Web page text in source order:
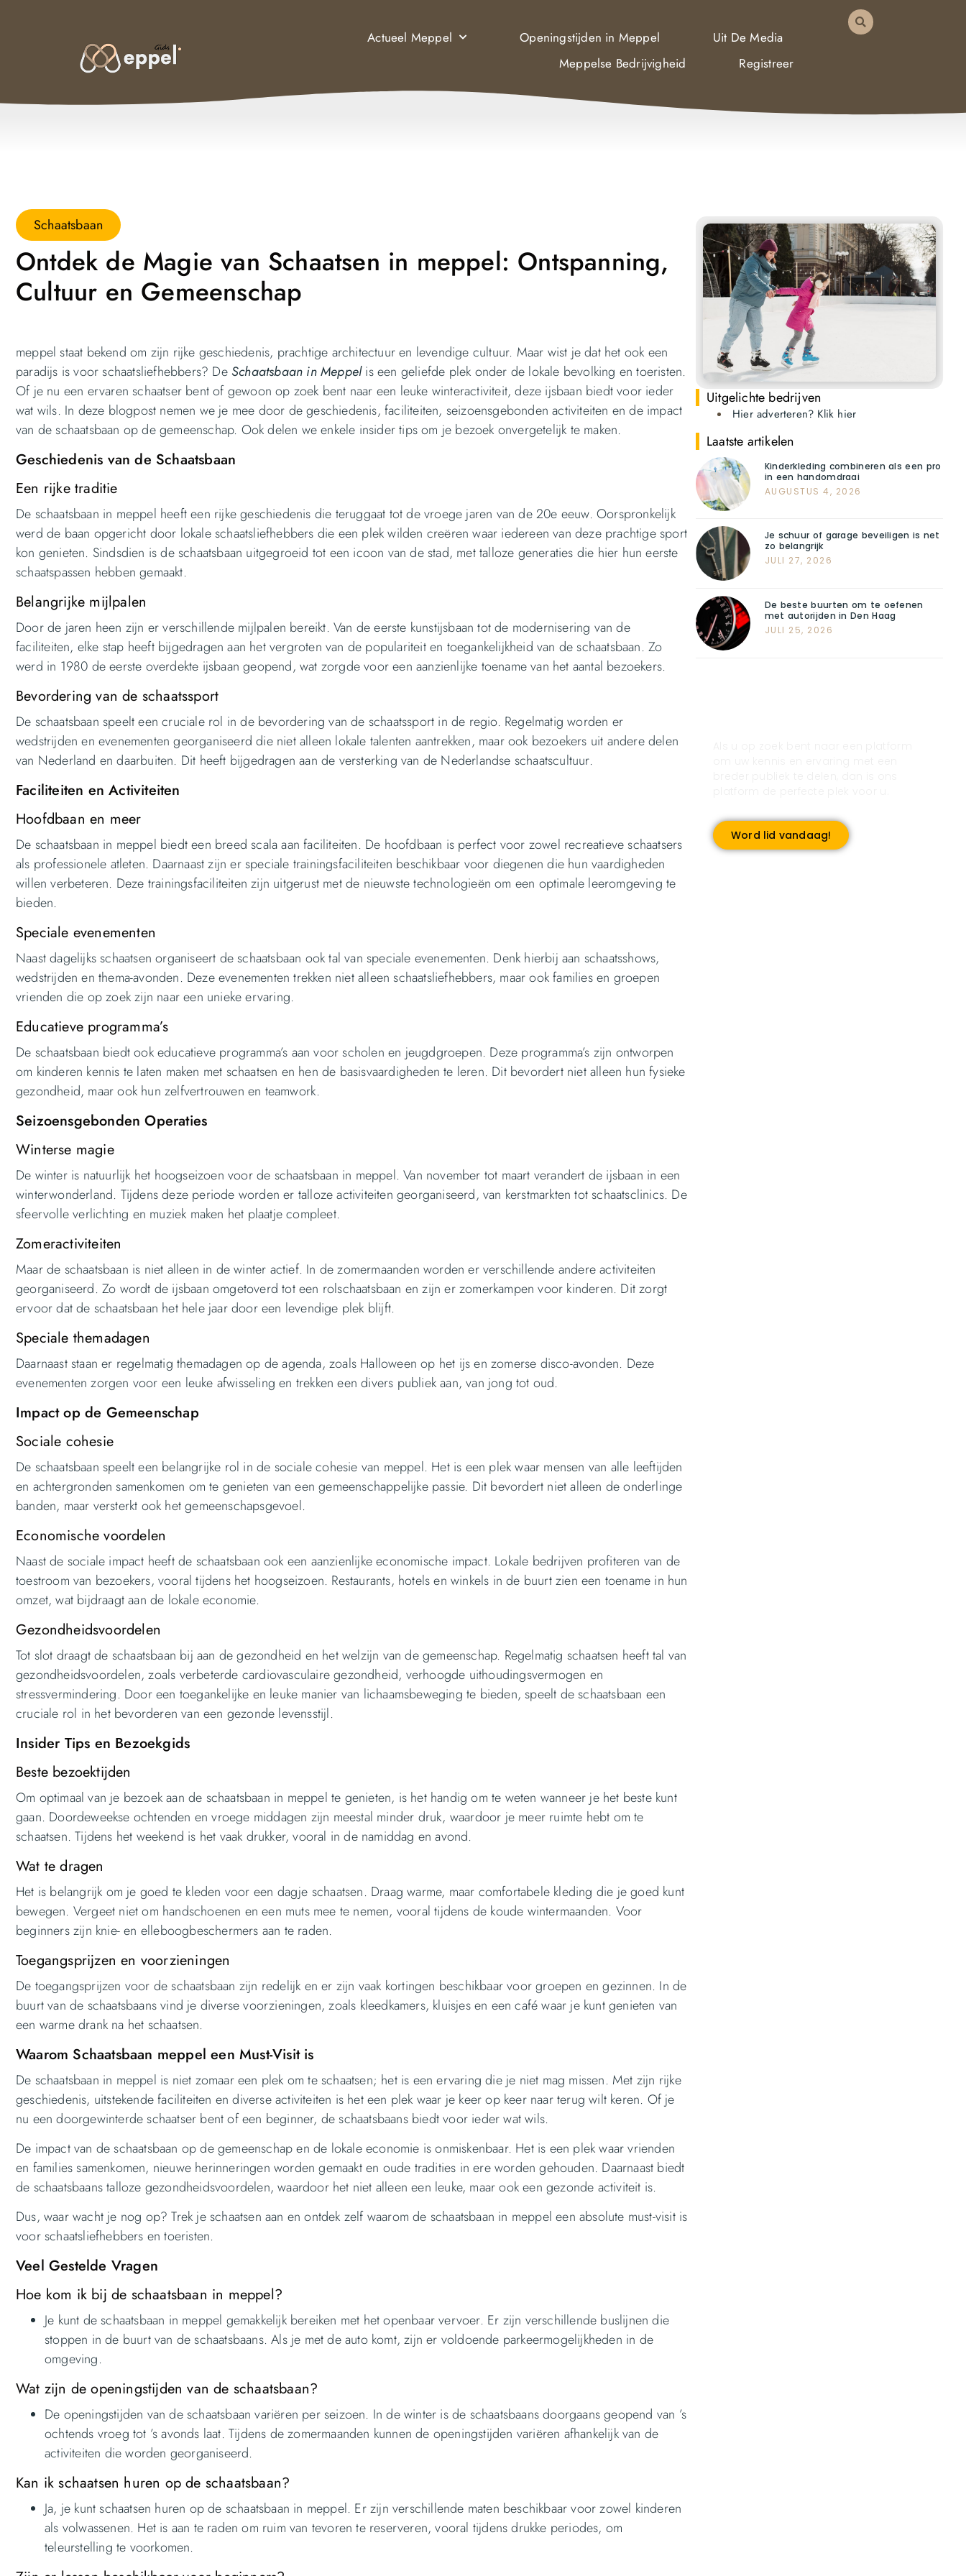
Actueel Meppel Openingstijden in Meppel
Uit De Media
Meppelse Bedrijvigheid
Registreer
Schaatsbaan
Ontdek de Magie van Schaatsen in meppel: Ontspanning,
Cultuur en Gemeenschap
meppel staat bekend om zijn rijke geschiedenis, prachtige architectuur en levendige cultuur. Maar wist je dat het ook een
paradijs is voor schaatsliefhebbers? De Schaatsbaan in Meppelis een geliefde plek onder de lokale bevolking en toeristen.
Of je nu een ervaren schaatser bent of gewoon op zoek bent naar een leuke winteractiviteit, deze ijsbaan biedt voor ieder
wat wils. In deze blogpost nemen we je mee door de geschiedenis, faciliteiten, seizoensgebonden activiteiten en de impact
van de schaatsbaan op de gemeenschap. Ook delen we enkele insider tips om je bezoek onvergetelijk te maken.
Geschiedenis van de Schaatsbaan
Een rijke traditie
De schaatsbaan in meppel heeft een rijke geschiedenis die teruggaat tot de vroege jaren van de 20e eeuw. Oorspronkelijk
werd de baan opgericht door lokale schaatsliefhebbers die een plek wilden creëren waar iedereen van deze prachtige sport
kon genieten. Sindsdien is de schaatsbaan uitgegroeid tot een icoon van de stad, met talloze generaties die hier hun eerste
schaatspassen hebben gemaakt.
Belangrijke mijlpalen
Door de jaren heen zijn er verschillende mijlpalen bereikt. Van de eerste kunstijsbaan tot de modernisering van de
faciliteiten, elke stap heeft bijgedragen aan het vergroten van de populariteit en toegankelijkheid van de schaatsbaan. Zo
werd in 1980 de eerste overdekte ijsbaan geopend, wat zorgde voor een aanzienlijke toename van het aantal bezoekers.
Bevordering van de schaatssport
De schaatsbaan speelt een cruciale rol in de bevordering van de schaatssport in de regio. Regelmatig worden er
wedstrijden en evenementen georganiseerd die niet alleen lokale talenten aantrekken, maar ook bezoekers uit andere delen
van Nederland en daarbuiten. Dit heeft bijgedragen aan de versterking van de Nederlandse schaatscultuur.
Faciliteiten en Activiteiten
Hoofdbaan en meer
De schaatsbaan in meppel biedt een breed scala aan faciliteiten. De hoofdbaan is perfect voor zowel recreatieve schaatsers
als professionele atleten. Daarnaast zijn er speciale trainingsfaciliteiten beschikbaar voor diegenen die hun vaardigheden
willen verbeteren. Deze trainingsfaciliteiten zijn uitgerust met de nieuwste technologieën om een optimale leeromgeving te
bieden.
Speciale evenementen
Naast dagelijks schaatsen organiseert de schaatsbaan ook tal van speciale evenementen. Denk hierbij aan schaatsshows,
wedstrijden en thema-avonden. Deze evenementen trekken niet alleen schaatsliefhebbers, maar ook families en groepen
vrienden die op zoek zijn naar een unieke ervaring.
Educatieve programma’s
De schaatsbaan biedt ook educatieve programma’s aan voor scholen en jeugdgroepen. Deze programma’s zijn ontworpen
om kinderen kennis te laten maken met schaatsen en hen de basisvaardigheden te leren. Dit bevordert niet alleen hun fysieke
gezondheid, maar ook hun zelfvertrouwen en teamwork.
Seizoensgebonden Operaties
Winterse magie
De winter is natuurlijk het hoogseizoen voor de schaatsbaan in meppel. Van november tot maart verandert de ijsbaan in een
winterwonderland. Tijdens deze periode worden er talloze activiteiten georganiseerd, van kerstmarkten tot schaatsclinics. De
sfeervolle verlichting en muziek maken het plaatje compleet.
Zomeractiviteiten
Maar de schaatsbaan is niet alleen in de winter actief. In de zomermaanden worden er verschillende andere activiteiten
georganiseerd. Zo wordt de ijsbaan omgetoverd tot een rolschaatsbaan en zijn er zomerkampen voor kinderen. Dit zorgt
ervoor dat de schaatsbaan het hele jaar door een levendige plek blijft.
Speciale themadagen
Daarnaast staan er regelmatig themadagen op de agenda, zoals Halloween op het ijs en zomerse disco-avonden. Deze
evenementen zorgen voor een leuke afwisseling en trekken een divers publiek aan, van jong tot oud.
Impact op de Gemeenschap
Sociale cohesie
De schaatsbaan speelt een belangrijke rol in de sociale cohesie van meppel. Het is een plek waar mensen van alle leeftijden
en achtergronden samenkomen om te genieten van een gemeenschappelijke passie. Dit bevordert niet alleen de onderlinge
banden, maar versterkt ook het gemeenschapsgevoel.
Economische voordelen
Naast de sociale impact heeft de schaatsbaan ook een aanzienlijke economische impact. Lokale bedrijven profiteren van de
toestroom van bezoekers, vooral tijdens het hoogseizoen. Restaurants, hotels en winkels in de buurt zien een toename in hun
omzet, wat bijdraagt aan de lokale economie.
Gezondheidsvoordelen
Tot slot draagt de schaatsbaan bij aan de gezondheid en het welzijn van de gemeenschap. Regelmatig schaatsen heeft tal van
gezondheidsvoordelen, zoals verbeterde cardiovasculaire gezondheid, verhoogde uithoudingsvermogen en
stressvermindering. Door een toegankelijke en leuke manier van lichaamsbeweging te bieden, speelt de schaatsbaan een
cruciale rol in het bevorderen van een gezonde levensstijl.
Insider Tips en Bezoekgids
Beste bezoektijden
Om optimaal van je bezoek aan de schaatsbaan in meppel te genieten, is het handig om te weten wanneer je het beste kunt
gaan. Doordeweekse ochtenden en vroege middagen zijn meestal minder druk, waardoor je meer ruimte hebt om te
schaatsen. Tijdens het weekend is het vaak drukker, vooral in de namiddag en avond.
Wat te dragen
Het is belangrijk om je goed te kleden voor een dagje schaatsen. Draag warme, maar comfortabele kleding die je goed kunt
bewegen. Vergeet niet om handschoenen en een muts mee te nemen, vooral tijdens de koude wintermaanden. Voor
beginners zijn knie- en elleboogbeschermers aan te raden.
Toegangsprijzen en voorzieningen
De toegangsprijzen voor de schaatsbaan zijn redelijk en er zijn vaak kortingen beschikbaar voor groepen en gezinnen. In de
buurt van de schaatsbaans vind je diverse voorzieningen, zoals kleedkamers, kluisjes en een café waar je kunt genieten van
een warme drank na het schaatsen.
Waarom Schaatsbaan meppel een Must-Visit is
De schaatsbaan in meppel is niet zomaar een plek om te schaatsen; het is een ervaring die je niet mag missen. Met zijn rijke
geschiedenis, uitstekende faciliteiten en diverse activiteiten is het een plek waar je keer op keer naar terug wilt keren. Of je
nu een doorgewinterde schaatser bent of een beginner, de schaatsbaans biedt voor ieder wat wils.
De impact van de schaatsbaan op de gemeenschap en de lokale economie is onmiskenbaar. Het is een plek waar vrienden
en families samenkomen, nieuwe herinneringen worden gemaakt en oude tradities in ere worden gehouden. Daarnaast biedt
de schaatsbaans talloze gezondheidsvoordelen, waardoor het niet alleen een leuke, maar ook een gezonde activiteit is.
Dus, waar wacht je nog op? Trek je schaatsen aan en ontdek zelf waarom de schaatsbaan in meppel een absolute must-visit is
voor schaatsliefhebbers en toeristen.
Veel Gestelde Vragen
Hoe kom ik bij de schaatsbaan in meppel?
Je kunt de schaatsbaan in meppel gemakkelijk bereiken met het openbaar vervoer. Er zijn verschillende buslijnen die
stoppen in de buurt van de schaatsbaans. Als je met de auto komt, zijn er voldoende parkeermogelijkheden in de
omgeving.
Wat zijn de openingstijden van de schaatsbaan?
De openingstijden van de schaatsbaan variëren per seizoen. In de winter is de schaatsbaans doorgaans geopend van ’s
ochtends vroeg tot ’s avonds laat. Tijdens de zomermaanden kunnen de openingstijden variëren afhankelijk van de
activiteiten die worden georganiseerd.
Kan ik schaatsen huren op de schaatsbaan?
Ja, je kunt schaatsen huren op de schaatsbaan in meppel. Er zijn verschillende maten beschikbaar voor zowel kinderen
als volwassenen. Het is aan te raden om ruim van tevoren te reserveren, vooral tijdens drukke periodes, om
teleurstelling te voorkomen.
Uitgelichte bedrijven
Hier adverteren? Klik hier
Laatste artikelen
Kinderkleding combineren als een pro
in een handomdraai
AUGUSTUS 4, 2026
Je schuur of garage beveiligen is net
zo belangrijk
JULI 27, 2026
De beste buurten om te oefenen
met autorijden in Den Haag
JULI 25, 2026
Word lid vandaag!